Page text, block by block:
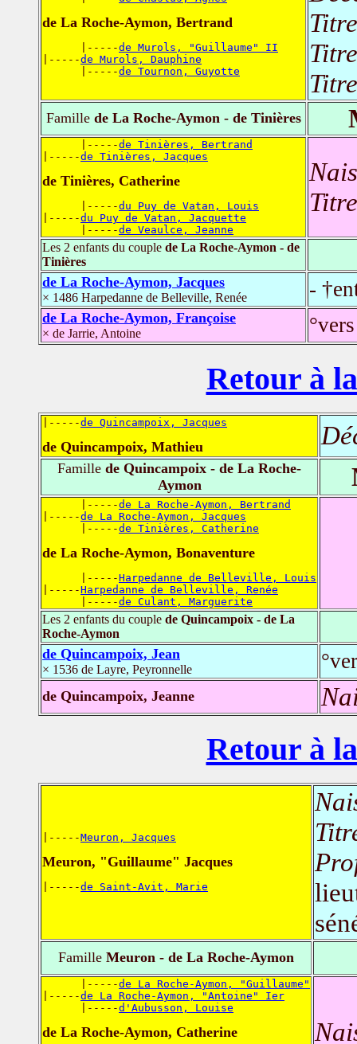
de La Roche-Aymon, Bertrand
      |-----
de Murols, "Guillaume" II
|-----de Murols, Dauphine
      |-----
de Tournon, Guyotte
Famillede La Roche-Aymon - de Tinières
      |-----
de Tinières, Bertrand
|-----de Tinières, Jacques
de Tinières, Catherine
      |-----
du Puy de Vatan, Louis
|-----du Puy de Vatan, Jacquette
      |-----
de Veaulce, Jeanne
Les 2 enfants du couple de La Roche-Aymon - de
Tinières
de La Roche-Aymon, Jacques
× 1486 Harpedanne de Belleville, Renée -
de La Roche-Aymon, Françoise
× de Jarrie, Antoine
Retour à
|-----de Quincampoix, Jacques
de Quincampoix, Mathieu
Famille de Quincampoix - de La Roche-
Aymon
      |-----
de La Roche-Aymon, Bertrand
|-----de La Roche-Aymon, Jacques
      |-----
de Tinières, Catherine
de La Roche-Aymon, Bonaventure
      |-----
Harpedanne de Belleville, Louis
|-----Harpedanne de Belleville, Renée
      |-----
de Culant, Marguerite
Les 2 enfants du couple de Quincampoix - de La
Roche-Aymon
de Quincampoix, Jean
× 1536 de Layre, Peyronnelle
de Quincampoix, Jeanne
Retour à
|-----Meuron, Jacques
Meuron, "Guillaume" Jacques
|-----de Saint-Avit, Marie
Famille Meuron - de La Roche-Aymon
      |-----
de La Roche-Aymon, "Guillaume"
|-----de La Roche-Aymon, "Antoine" Ier
      |-----
d'Aubusson, Louise
de La Roche-Aymon, Catherine